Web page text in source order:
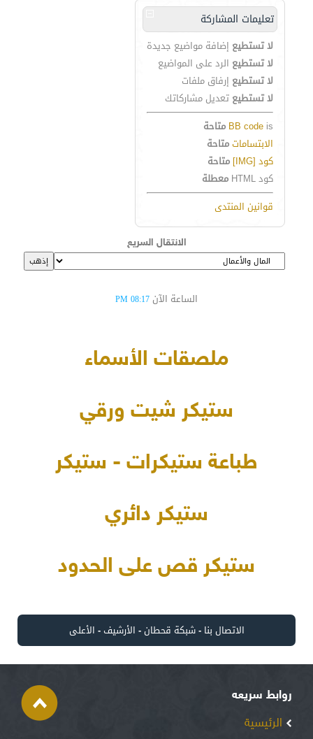
تعليمات المشاركة
لا تستطيع إضافة مواضيع جديدة
لا تستطيع الرد على المواضيع
لا تستطيع إرفاق ملفات
لا تستطيع تعديل مشاركاتك
BB code is
متاحة
الابتساماتمتاحة
كود [IMG]
متاحة
كود HTML
معطلة
قوانين المنتدى
الانتقال السريع
الساعة الآن 08:17 PM
ملصقات الأسماء
ستيكر شيت ورقي
طباعة ستيكرات - ستيكر
ستيكر دائري
ستيكر قص على الحدود
الاتصال بنا -شبكة قحطان- الأرشيف- الأعلى
روابط سريعه
الرئيسية